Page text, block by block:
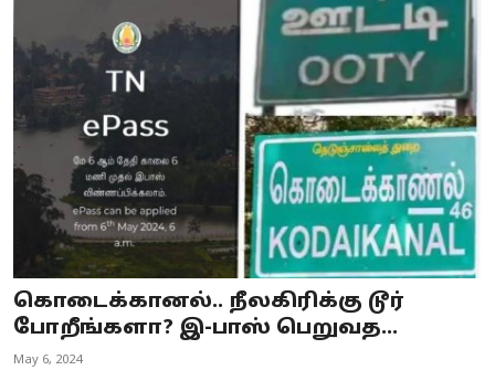
கொடைக்கானல்.. நீலகிரிக்கு டூர்
போறீங்களா? இ-பாஸ் பெறுவத...
May 6, 2024